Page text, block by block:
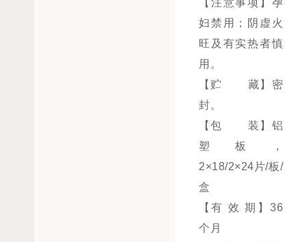
【注意事项】孕
妇禁用；阴虚火
旺及有实热者慎
用。
【贮 藏】密
封。
【包 装】铝
塑板，
2×18/2×24片/板/
盒
【有 效 期】36
个月